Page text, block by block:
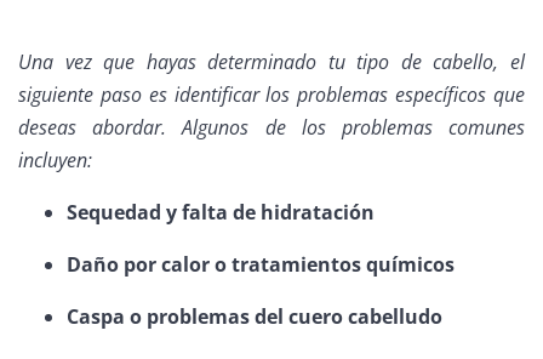
Una vez que hayas determinado tu tipo de cabello, el
siguiente paso es identificar los problemas específicos que
deseas abordar. Algunos de los problemas comunes
incluyen:
Sequedad y falta de hidratación
Daño por calor o tratamientos químicos
Caspa o problemas del cuero cabelludo